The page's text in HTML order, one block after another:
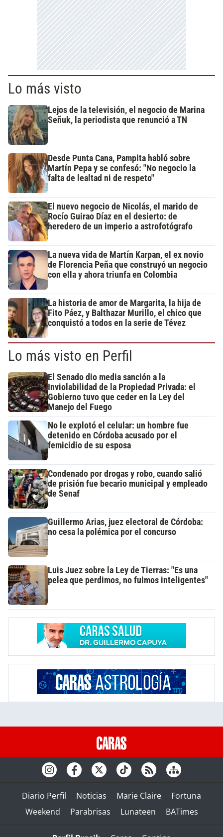
Lo más visto
Lejos de la televisión, el negocio de Marina
Señuk, la periodista que renunció a TN
Desde Punta Cana, Pampita habló sobre
Martín Pepa y se confesó: "No negocio la
falta de lealtad ni de respeto"
El nuevo negocio de Nicolás, el marido de
Rocío Guirao Díaz en el desierto: de
heredero de un imperio a astrofotógrafo
La nueva vida de Martín Karpan, el ex novio
de Florencia Peña que construyó un negocio
con ella y ahora triunfa en Colombia
La historia de amor de Margarita, la hija de
Fito Páez, y Balthazar Murillo, el chico que
conquistó a todos en la serie de Tévez
Lo más visto en Perfil
El Senado dio media sanción a la
Inviolabilidad de la Propiedad Privada: el
Gobierno tuvo que ceder en la Ley del
Manejo del Fuego
No le explotó el celular: un hombre fue
detenido en Córdoba acusado por el
femicidio de su esposa
Condenado por drogas y robo, cuando salió
de prisión fue becario municipal y empleado
de Senaf
Guillermo Arias, juez electoral de Córdoba:
no cesa la polémica por el concurso
Luis Juez sobre la Ley de Tierras: "Es una
pelea que perdimos, no fuimos inteligentes"
Diario Perfil Noticias Marie Claire
Fortuna
Weekend
Parabrisas Lunateen BATimes